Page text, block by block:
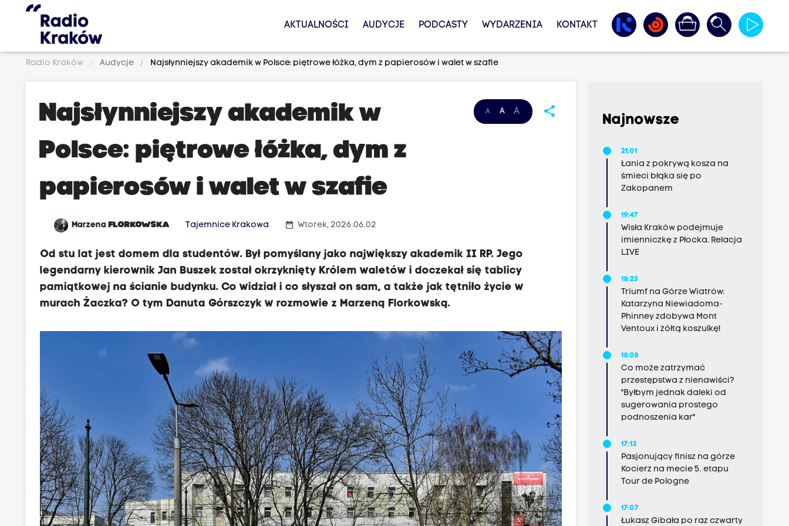
AKTUALNOŚCI AUDYCJE PODCASTY WYDARZENIA KONTAKT
Radio Kraków Audycje Najsłynniejszy akademik w Polsce: piętrowe łóżka, dym z papierosów i walet w szafie
A A A share
Najsłynniejszy akademik w
Polsce: piętrowe łóżka, dym z
papierosów i walet w szafie
MarzenaFLORKOWSKA Tajemnice Krakowa date_range Wtorek, 2026.06.02
Od stu lat jest domem dla studentów. Był pomyślany jako największy akademik II RP. Jego
legendarny kierownik Jan Buszek został okrzyknięty Królem waletów i doczekał się tablicy
pamiątkowej na ścianie budynku. Co widział i co słyszał on sam, a także jak tętniło życie w
murach Żaczka? O tym Danuta Górszczyk w rozmowie z Marzeną Florkowską.
Najnowsze
21:01
Łania z pokrywą kosza na
śmieci błąka się po
Zakopanem
19:47
Wisła Kraków podejmuje
imienniczkę z Płocka. Relacja
LIVE
18:23
Triumf na Górze Wiatrów:
Katarzyna Niewiadoma-
Phinney zdobywa Mont
Ventoux i żółtą koszulkę!
18:08
Co może zatrzymać
przestępstwa z nienawiści?
"Byłbym jednak daleki od
sugerowania prostego
podnoszenia kar"
17:13
Pasjonujący finisz na górze
Kocierz na mecie 5. etapu
Tour de Pologne
17:07
Łukasz Gibała po raz czwarty